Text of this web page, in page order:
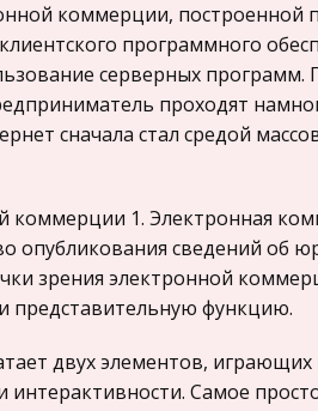
коммерции, построенной
программного
серверных
проходят
сначала стал средой
коммерции 1. Электронная
опубликования сведений об
зрения электронной
представительную функцию.
двух элементов,
Самое